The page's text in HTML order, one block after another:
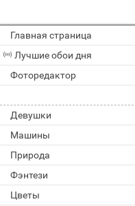
Главная страница
Лучшие обои дня
Фоторедактор
Девушки
Машины
Природа
Фэнтези
Цветы